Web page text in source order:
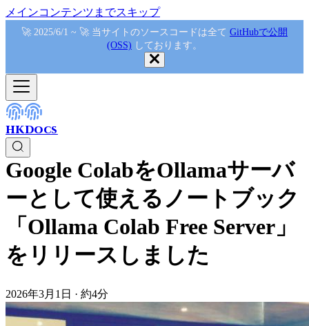
メインコンテンツまでスキップ
🚀 2025/6/1 ~ 🚀 当サイトのソースコードは全て GitHubで公開
(OSS) しております。
HKDocs
Google ColabをOllamaサーバ
ーとして使えるノートブック
「Ollama Colab Free Server」
をリリースしました
2026年3月1日 · 約4分